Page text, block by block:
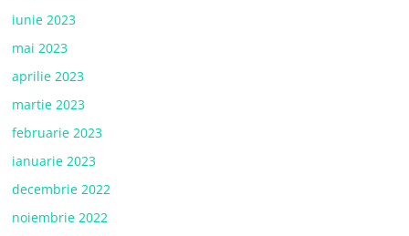
iunie 2023
mai 2023
aprilie 2023
martie 2023
februarie 2023
ianuarie 2023
decembrie 2022
noiembrie 2022